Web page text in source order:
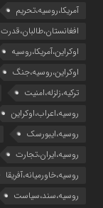
آمریکا،روسیه،تحریم
افغانستان،طالبان،قدرت
اوکراین،آمریکا،روسیه
اوکراین،روسیه،جنگ
ترکیه،زلزله،امنیت
روسیه،اعراب،اوکراین
روسیه،ایبورسک
روسیه،ایران،تجارت
روسیه،خاورمیانه،آفریقا
روسیه،سند،سیاست